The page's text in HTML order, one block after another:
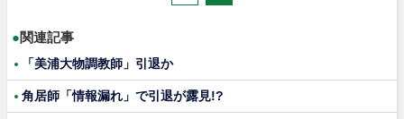
●関連記事
「美浦大物調教師」引退か
角居師「情報漏れ」で引退が露見!?